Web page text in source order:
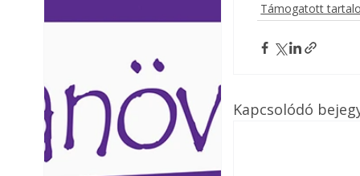
Ezermester
mert: – t
Támogatott
Kapcsolódó